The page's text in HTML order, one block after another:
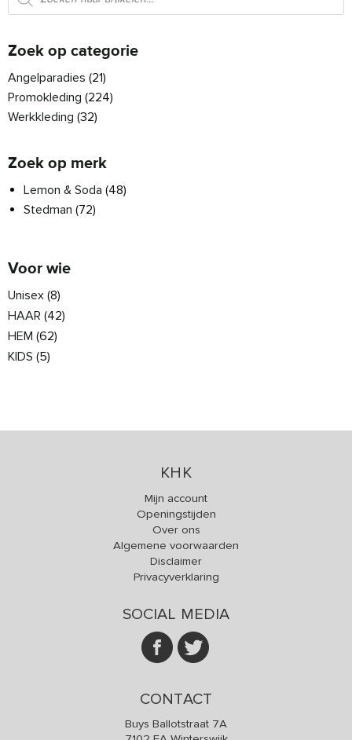
Zoek op categorie
Angelparadies (21)
Promokleding (224)
Werkkleding (32)
Zoek op merk
Lemon & Soda (48)
Stedman (72)
Voor wie
Unisex (8)
HAAR (42)
HEM (62)
KIDS (5)
KHK
Mijn account
Openingstijden
Over ons
Algemene voorwaarden
Disclaimer
Privacyverklaring
SOCIAL MEDIA
CONTACT
Buys Ballotstraat 7A